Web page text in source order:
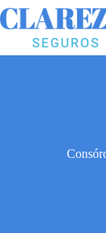
Pular
para
conteúdo